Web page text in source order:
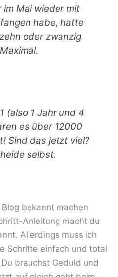
im Mai wieder mit
habe, hatte
zehn oder zwanzig
(also 1 Jahr und 4
es über 12000
Sind das jetzt viel?
selbst.
bekannt machen
Anleitung macht du
Allerdings muss ich
Schritte einfach und total
brauchst Geduld und